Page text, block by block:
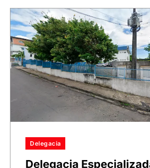
Delegacia
Delegacia